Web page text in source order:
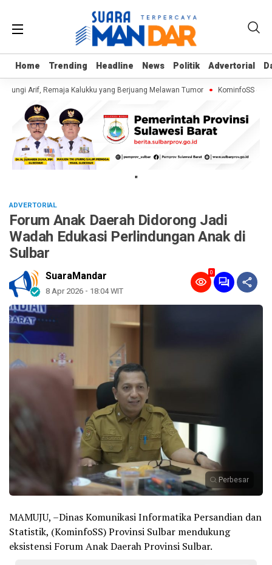
Home Trending Headline News Politik Advertorial
Home Trending Headline News Politik Advertorial
Arif, Remaja Kalukku yang Berjuang Melawan Tumor KominfoSS dan
"
ADVERTORIAL
Forum Anak Daerah Didorong Jadi
Wadah Edukasi Perlindungan Anak di
Sulbar
SuaraMandar
8 Apr 2026 - 18:04 WIT
0
Perbesar
MAMUJU, –Dinas Komunikasi Informatika Persandian dan
Statistik, (KominfoSS) Provinsi Sulbar mendukung
eksistensi Forum Anak Daerah Provinsi Sulbar.